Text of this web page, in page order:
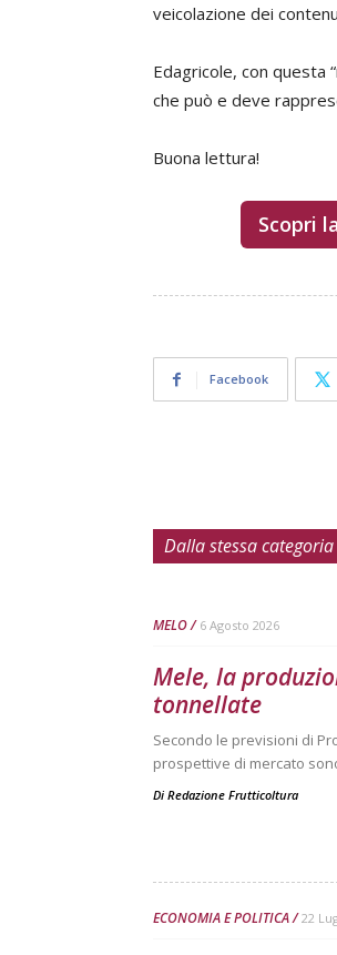
veicolazione dei
Edagricole, con questa
che può e deve
Buona lettura!
Scopri
Facebook
Dalla stessa categoria
MELO 6 Agosto 2026
Mele, la
tonnellate
Secondo le previsioni di
prospettive di mercato
Di Redazione Frutticoltura
ECONOMIA E POLITICA 22